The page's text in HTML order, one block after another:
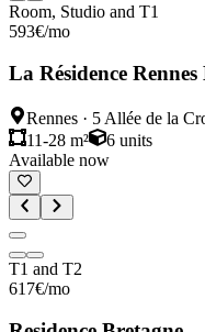
Room, Studio and T1
593€/mo
La Résidence Rennes
Rennes · 5 Allée de la
11-28 m²
6 units
Available now
T1 and T2
617€/mo